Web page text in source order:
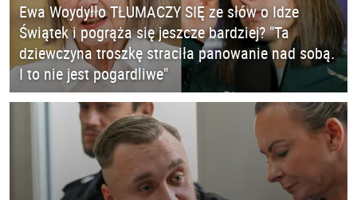
Ewa Woydyłło TŁUMACZY SIĘ ze słów o Idze
Świątek i pogrąża się jeszcze bardziej? "Ta
dziewczyna troszkę straciła panowanie nad sobą.
I to nie jest pogardliwe"